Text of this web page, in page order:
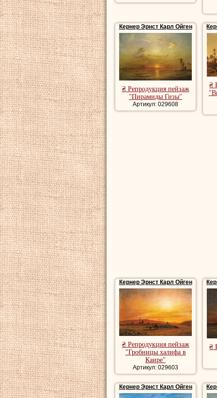
Кернер Эрнст Карл Ойген
₴ Репродукция пейзаж
"Пирамиды Гизы"
Артикул: 029608
₴
Кернер Эрнст Карл Ойген
₴ Репродукция пейзаж
"Гробницы халифа в
Каире"
Артикул: 029603
₴
Кернер Эрнст Карл Ойген